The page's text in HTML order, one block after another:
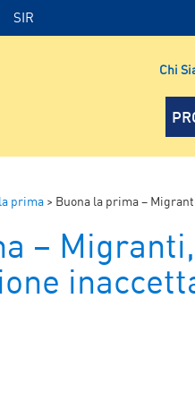
SIR
Chi
prima > Buona la prima – Migranti, Ue: in
–